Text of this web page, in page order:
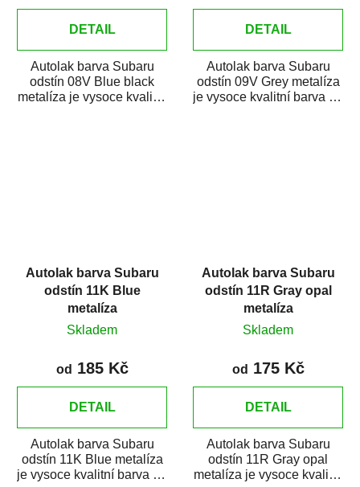
DETAIL
Autolak barva Subaru
odstín 08V Blue black
metalíza je vysoce kvalitní
DETAIL
Autolak barva Subaru
odstín 09V Grey metalíza
je vysoce kvalitní barva na
Autolak barva Subaru
odstín 11K Blue
metalíza
Skladem
od 185 Kč
DETAIL
Autolak barva Subaru
odstín 11K Blue metalíza
je vysoce kvalitní barva na
Autolak barva Subaru
odstín 11R Gray opal
metalíza
Skladem
od 175 Kč
DETAIL
Autolak barva Subaru
odstín 11R Gray opal
metalíza je vysoce kvalitní